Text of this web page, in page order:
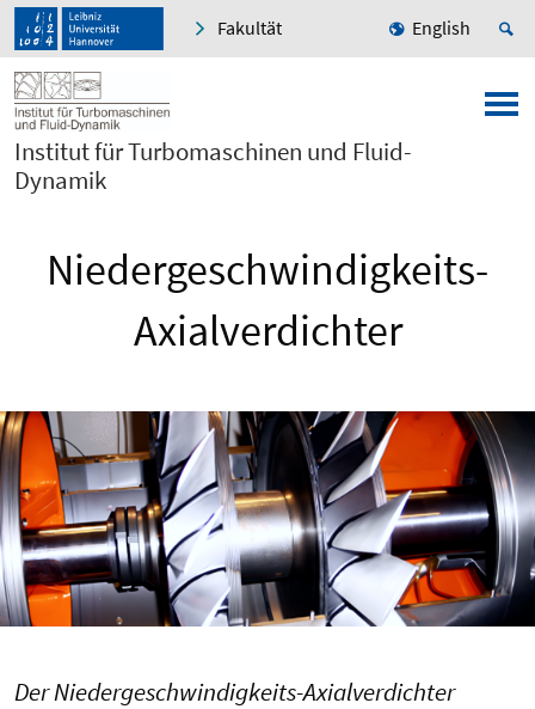
Fakultät English
Institut für Turbomaschinen und Fluid-
Dynamik
Niedergeschwindigkeits-
Axialverdichter
Der Niedergeschwindigkeits-Axialverdichter